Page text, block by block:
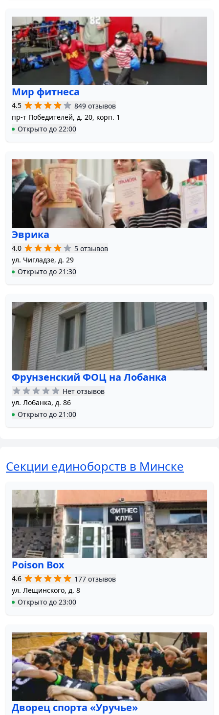
Мир фитнеса
4.5
849 отзывов
пр-т Победителей, д. 20, корп. 1
Открыто до 22:00
Эврика
4.0
5 отзывов
ул. Чигладзе, д. 29
Открыто до 21:30
Фрунзенский ФОЦ на Лобанка
Нет отзывов
ул. Лобанка, д. 86
Открыто до 21:00
Секции единоборств в Минске
Poison Box
4.6
177 отзывов
ул. Лещинского, д. 8
Открыто до 23:00
Дворец спорта «Уручье»